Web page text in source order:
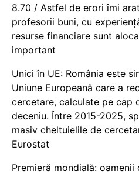
8.70 / Astfel de erori îmi
profesorii buni, cu
resurse financiare sunt
important
Unici în UE: România este
Uniune Europeană care a
cercetare, calculate pe cap
deceniu. Între 2015-2025,
masiv cheltuielile de
Eurostat
Premieră mondială: